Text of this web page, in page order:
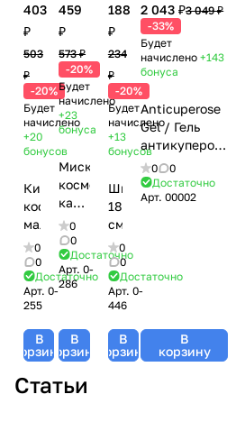
403
₽
503
₽
-20%
Будет
начислено
+20
бонусов
Кисть
косметическая
малая
0
0
Достаточно
Арт. 0-
255
В
корзину
459
₽
573 ₽
-20%
Будет
начислено
+23
бонуса
Миска
косметическая
каучуковая,
13
см
0
0
Достаточно
Арт.0-
286
В
корзину
188
₽
234
₽
-20%
Будет
начислено
+13
бонусов
Шпатель,
18
см
0
0
Достаточно
Арт. 0-
446
В
корзину
2 043 ₽3 049 ₽
-33%
Будет
начислено +143
бонуса
Anticuperose
Gel / Гель
антикуперозный
с
троксерутином,
Mesoforia
0
0
Достаточно
Арт.00002
В
корзину
Статьи